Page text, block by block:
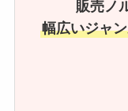
販売ノ
幅広いジャ